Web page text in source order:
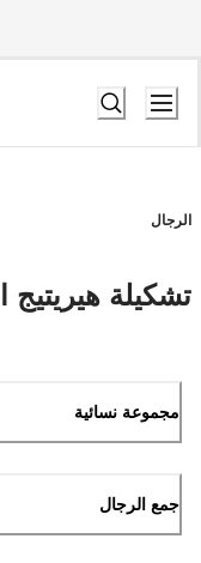
الرجال
تشكيلة هيريتيج
مجموعة نسائية
جمع الرجال